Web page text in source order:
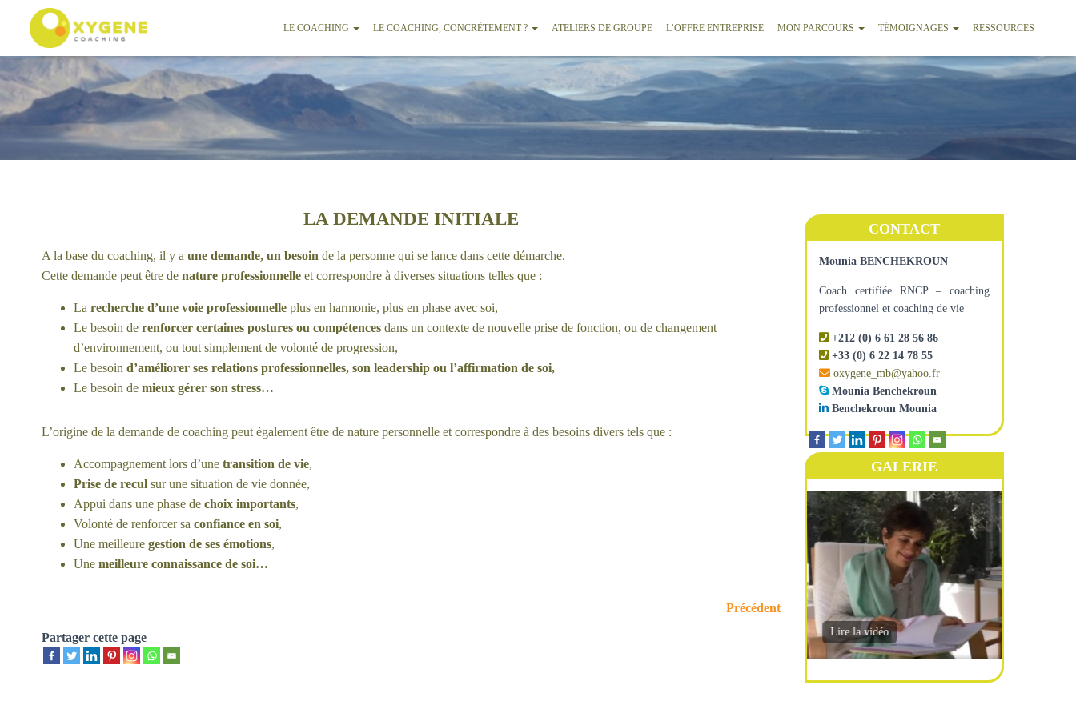
LE COACHING LE COACHING, CONCRÈTEMENT ? ATELIERS DE GROUPE L’OFFRE ENTREPRISE MON PARCOURS TÉMOIGNAGES RESSOURCES
LA DEMANDE INITIALE
A la base du coaching, il y a une demande, un besoin de la personne qui se lance dans cette démarche.
Cette demande peut être de nature professionnelle et correspondre à diverses situations telles que :
La recherche d’une voie professionnelle plus en harmonie, plus en phase avec soi,
Le besoin de renforcer certaines postures ou compétences dans un contexte de nouvelle prise de fonction, ou de changement
d’environnement, ou tout simplement de volonté de progression,
Le besoin d’améliorer ses relations professionnelles, son leadership ou l’affirmation de soi,
Le besoin de mieux gérer son stress…
L’origine de la demande de coaching peut également être de nature personnelle et correspondre à des besoins divers tels que :
Accompagnement lors d’une transition de vie,
Prise de recul sur une situation de vie donnée,
Appui dans une phase de choix importants,
Volonté de renforcer sa confiance en soi,
Une meilleure gestion de ses émotions,
Une meilleure connaissance de soi…
Précédent
Partager cette page
CONTACT
Mounia BENCHEKROUN
Coach certifiée RNCP – coaching
professionnel et coaching de vie
+212 (0) 6 61 28 56 86
+33 (0) 6 22 14 78 55
oxygene_mb@yahoo.fr
Mounia Benchekroun
Benchekroun Mounia
GALERIE
Lire la vidéo